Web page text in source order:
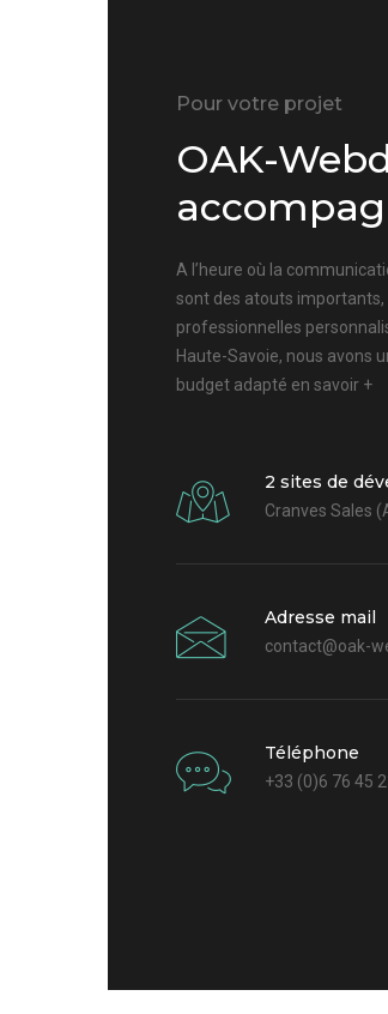
Pour votre projet
OAK-
A l’heure où la
sont des atouts importants,
professionnelles
Haute-Savoie, nous avons
budget adapté en savoir +
2 sites de
Cranves Sales
Adresse mail
contact@oak-
Téléphone
+33 (0)6 76 45